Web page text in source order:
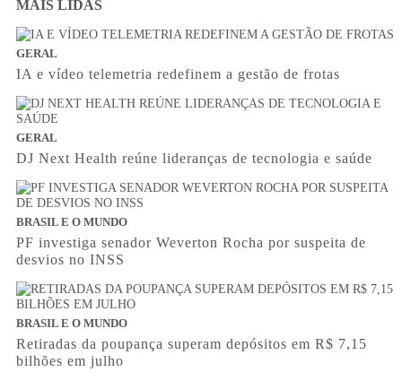
MAIS LIDAS
GERAL
IA e vídeo telemetria redefinem a gestão de frotas
GERAL
DJ Next Health reúne lideranças de tecnologia e saúde
BRASIL E O MUNDO
PF investiga senador Weverton Rocha por suspeita de
desvios no INSS
BRASIL E O MUNDO
Retiradas da poupança superam depósitos em R$ 7,15
bilhões em julho